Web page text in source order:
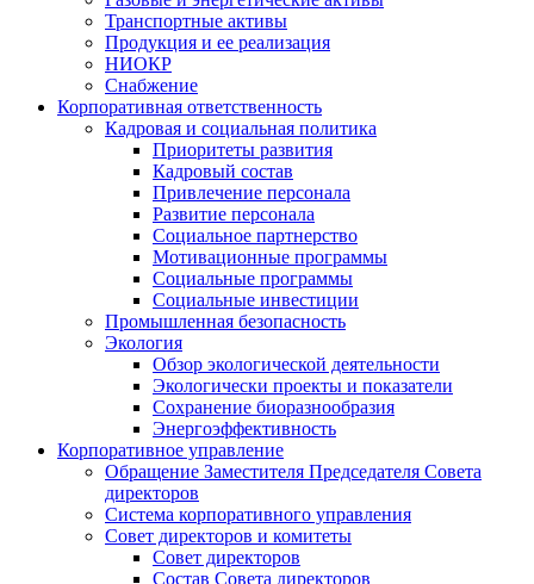
Транспортные активы
Продукция и ее реализация
НИОКР
Снабжение
Корпоративная ответственность
Кадровая и социальная политика
Приоритеты развития
Кадровый состав
Привлечение персонала
Развитие персонала
Социальное партнерство
Мотивационные программы
Социальные программы
Социальные инвестиции
Промышленная безопасность
Экология
Обзор экологической деятельности
Экологически проекты и показатели
Сохранение биоразнообразия
Энергоэффективность
Корпоративное управление
Обращение Заместителя Председателя Совета
директоров
Система корпоративного управления
Совет директоров и комитеты
Совет директоров
Состав Совета директоров